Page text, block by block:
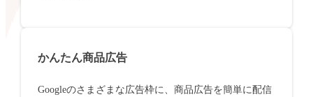
かんたん商品広告
Googleのさまざまな広告枠に、商品広告を簡単に配信